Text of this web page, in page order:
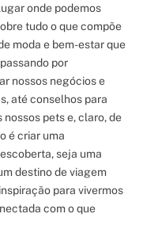
onde podemos
tudo o que compõe
moda e bem-estar que
por
nossos negócios e
até conselhos para
nossos pets e, claro, de
é criar uma
seja uma
destino de viagem
para vivermos
com o que